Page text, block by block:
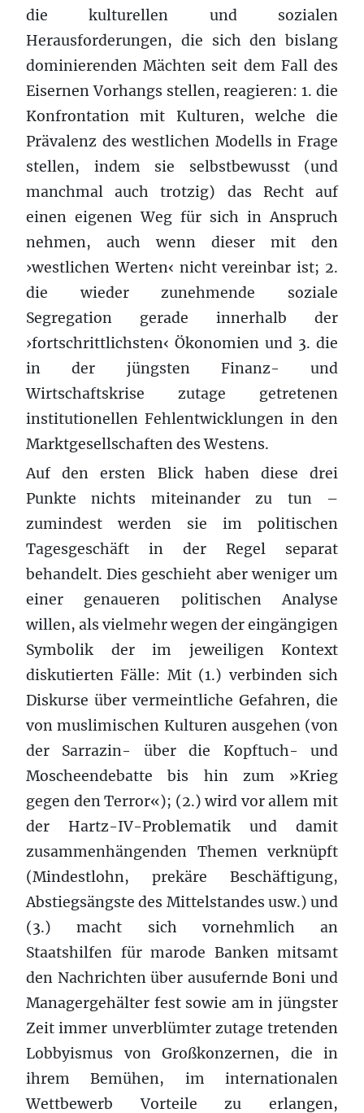
die kulturellen und sozialen
Herausforderungen, die sich den bislang
dominierenden Mächten seit dem Fall des
Eisernen Vorhangs stellen, reagieren: 1. die
Konfrontation mit Kulturen, welche die
Prävalenz des westlichen Modells in Frage
stellen, indem sie selbstbewusst (und
manchmal auch trotzig) das Recht auf
einen eigenen Weg für sich in Anspruch
nehmen, auch wenn dieser mit den
›westlichen Werten‹ nicht vereinbar ist; 2.
die wieder zunehmende soziale
Segregation gerade innerhalb der
›fortschrittlichsten‹ Ökonomien und 3. die
in der jüngsten Finanz- und
Wirtschaftskrise zutage getretenen
institutionellen Fehlentwicklungen in den
Marktgesellschaften des Westens.
Auf den ersten Blick haben diese drei
Punkte nichts miteinander zu tun –
zumindest werden sie im politischen
Tagesgeschäft in der Regel separat
behandelt. Dies geschieht aber weniger um
einer genaueren politischen Analyse
willen, als vielmehr wegen der eingängigen
Symbolik der im jeweiligen Kontext
diskutierten Fälle: Mit (1.) verbinden sich
Diskurse über vermeintliche Gefahren, die
von muslimischen Kulturen ausgehen (von
der Sarrazin- über die Kopftuch- und
Moscheendebatte bis hin zum »Krieg
gegen den Terror«); (2.) wird vor allem mit
der Hartz-IV-Problematik und damit
zusammenhängenden Themen verknüpft
(Mindestlohn, prekäre Beschäftigung,
Abstiegsängste des Mittelstandes usw.) und
(3.) macht sich vornehmlich an
Staatshilfen für marode Banken mitsamt
den Nachrichten über ausufernde Boni und
Managergehälter fest sowie am in jüngster
Zeit immer unverblümter zutage tretenden
Lobbyismus von Großkonzernen, die in
ihrem Bemühen, im internationalen
Wettbewerb Vorteile zu erlangen,